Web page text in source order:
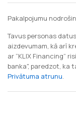
Pakalpojumu
Tavus personas
aizdevumam, kā arī
ar “KLIX Financing”
banka", paredzot, ka
Privātuma atrunu